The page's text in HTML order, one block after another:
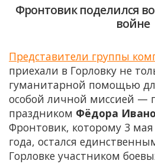
Фронтовик поделился
войне
Представители группы
приехали в Горловку не
гуманитарной помощью
особой личной миссией —
праздником Фёдора
Фронтовик, которому 3
года, остался
Горловке участником